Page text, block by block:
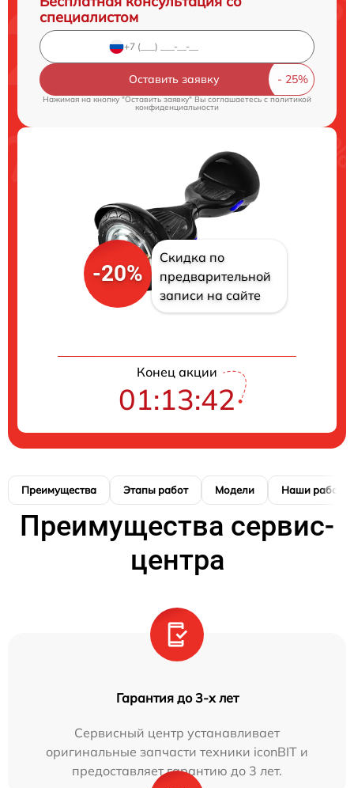
специалистом
Оставить заявку
Нажимая на кнопку "Оставить заявку" Вы соглашаетесь cполитикой
конфиденциальности
-20%
Скидка по
предварительной
записи на сайте
Конец акции
01:13:41
Преимущества Этапы работ Модели Наши работы
Преимущества сервис-
центра
Гарантия до 3-х лет
Сервисный центр устанавливает
оригинальные запчасти техники iconBIT и
предоставляет гарантию до 3 лет.